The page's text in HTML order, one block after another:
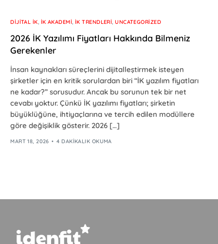
DIJITAL İK, İK AKADEMI, İK TRENDLERI,UNCATEGORIZED
2026 İK Yazılımı Fiyatları Hakkında Bilmeniz
Gerekenler
İnsan kaynakları süreçlerini dijitalleştirmek isteyen
şirketler için en kritik sorulardan biri “İK yazılım fiyatları
ne kadar?” sorusudur. Ancak bu sorunun tek bir net
cevabı yoktur. Çünkü İK yazılımı fiyatları; şirketin
büyüklüğüne, ihtiyaçlarına ve tercih edilen modüllere
göre değişiklik gösterir. 2026 […]
MART 18, 2026 4 DAKIKALIK OKUMA